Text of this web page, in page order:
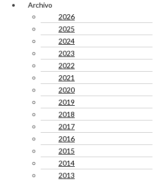
Archivo
2026
2025
2024
2023
2022
2021
2020
2019
2018
2017
2016
2015
2014
2013